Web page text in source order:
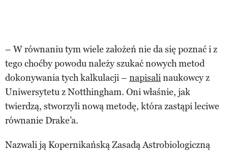
– W równaniu tym wiele założeń nie da się poznać i z
tego choćby powodu należy szukać nowych metod
dokonywania tych kalkulacji – napisalinaukowcy z
Uniwersytetu z Notthingham. Oni właśnie, jak
twierdzą, stworzyli nową metodę, która zastąpi leciwe
równanie Drake’a.
Nazwali ją Kopernikańską Zasadą Astrobiologiczną